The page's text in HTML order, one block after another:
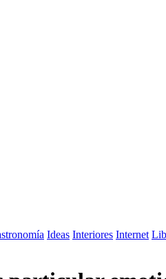
Ideas Interiores Internet